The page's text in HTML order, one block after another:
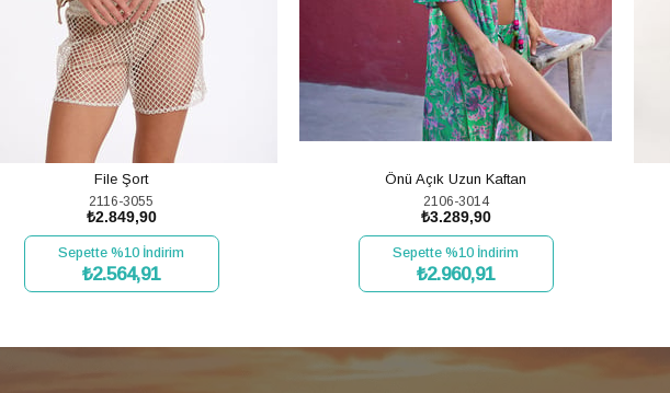
File Şort
2116-3055
₺2.849,90
Sepette %10 İndirim
₺2.564,91
Önü Açık Uzun Kaftan
2106-3014
₺3.289,90
Sepette %10 İndirim
₺2.960,91
SEPETE EKLE